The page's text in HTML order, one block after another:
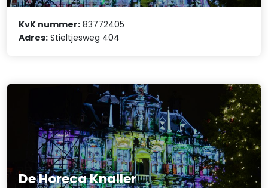
KvK nummer: 83772405
Adres: Stieltjesweg 404
De Horeca Knaller